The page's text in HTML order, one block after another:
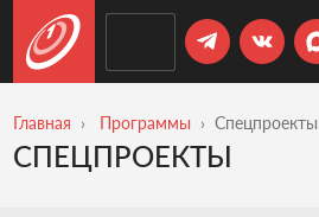
Главная Программы Спецпроекты
СПЕЦПРОЕКТЫ